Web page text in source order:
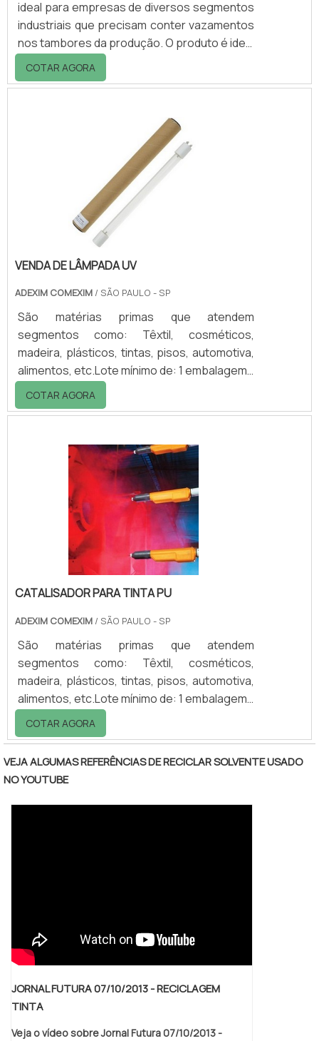
ideal para empresas de diversos segmentos
industriais que precisam conter vazamentos
nos tambores da produção. O produto é ideal
tanto para indústrias de pequeno a grande
porte, já que podem ser feitos sob medida
palete é capaz de conter derramamentos do
tambor evitando o desperdício, bem como a
recuperação dos fluídos perdidos
garantindo ao comprador uma economia em
relação a sua matéria-prima. O palete está
COTAR AGORA
VENDA DE LÂMPADA UV
ADEXIM COMEXIM / SÃO PAULO - SP
São matérias primas que atendem
segmentos como: Têxtil, cosméticos,
madeira, plásticos, tintas, pisos, automotiva,
alimentos, etc.Lote mínimo de: 1 embalagem -
20kgComercialização de lâmpada UVA venda
de lâmpada UV é destinada para indústrias
Nessas câmaras são usadas 8 lâmpadas UV
de 40W que podem ser UV-B ou UV-A. A
reposição dessas lâmpadas é de muita
importância ,e para que a longevidade da
mesma seja acompanhada é recomendado o
serviço de assistência técn.
COTAR AGORA
CATALISADOR PARA TINTA PU
ADEXIM COMEXIM / SÃO PAULO - SP
São matérias primas que atendem
segmentos como: Têxtil, cosméticos,
madeira, plásticos, tintas, pisos, automotiva,
alimentos, etc.Lote mínimo de: 1 embalagem -
20kgO catalisador para tinta PU é um produto
químico composto por Aziridina Polifuncional,
sendo utilizado como agente de crosslinking
e modificador de propriedades finais, como
por exemplo, a adesão da resina aos
substratos. O uso do catalisador para tinta
COTAR AGORA
VEJA ALGUMAS REFERÊNCIAS DE RECICLAR SOLVENTE USADO
NO YOUTUBE
JORNAL FUTURA 07/10/2013 - RECICLAGEM
TINTA
Veja o vídeo sobre Jornal Futura 07/10/2013 -